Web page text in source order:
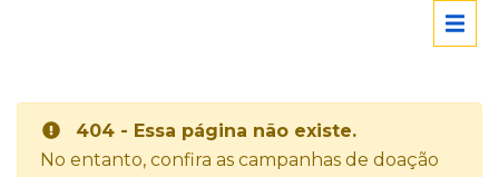
404 - Essa página não existe.
No entanto, confira as campanhas de doação